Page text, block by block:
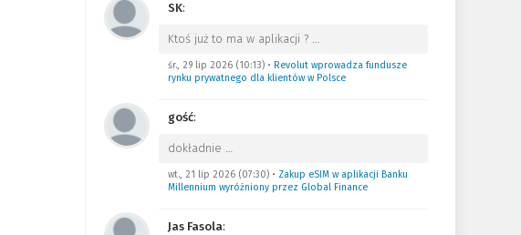
SK:
Ktoś już to ma w aplikacji ? …
śr., 29 lip 2026 (10:13)• Revolut wprowadza fundusze
rynku prywatnego dla klientów w Polsce
gość:
dokładnie …
wt., 21 lip 2026 (07:30)• Zakup eSIM w aplikacji Banku
Millennium wyróżniony przez Global Finance
Jas Fasola: